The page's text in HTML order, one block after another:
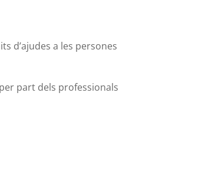
d’ajudes a les persones
part dels professionals